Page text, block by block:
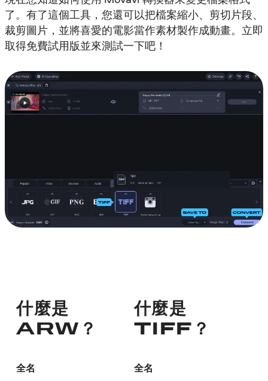
了。有了這個工具，您還可以把檔案縮小、剪切片段、
裁剪圖片，並將喜愛的電影當作素材製作成動畫。立即
取得免費試用版並來測試一下吧！
什麼是
ARW？
全名
什麼是
TIFF？
全名